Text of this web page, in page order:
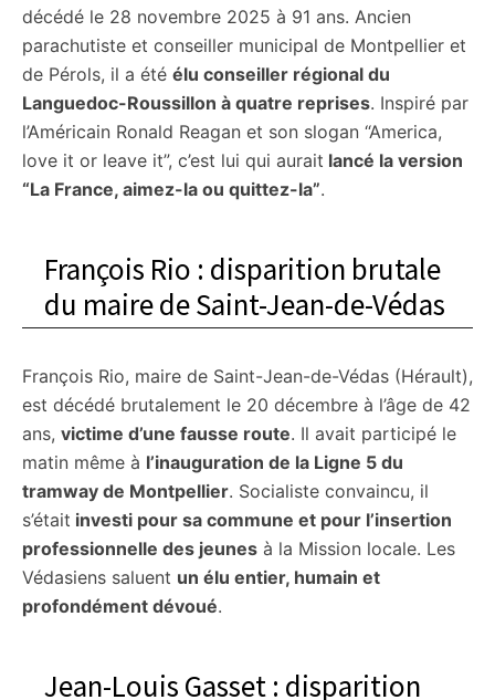
décédé le 28 novembre 2025 à 91 ans. Ancien
parachutiste et conseiller municipal de Montpellier et
de Pérols, il a été élu conseiller régional du
Languedoc-Roussillon à quatre reprises. Inspiré par
l’Américain Ronald Reagan et son slogan “America,
love it or leave it”, c’est lui qui aurait lancé la version
“La France, aimez-la ou quittez-la”.
François Rio : disparition brutale
du maire de Saint-Jean-de-Védas
François Rio, maire de Saint-Jean-de-Védas (Hérault),
est décédé brutalement le 20 décembre à l’âge de 42
ans, victime d’une fausse route. Il avait participé le
matin même à l’inauguration de la Ligne 5 du
tramway de Montpellier. Socialiste convaincu, il
s’était investi pour sa commune et pour l’insertion
professionnelle des jeunes à la Mission locale. Les
Védasiens saluent un élu entier, humain et
profondément dévoué.
Jean-Louis Gasset : disparition